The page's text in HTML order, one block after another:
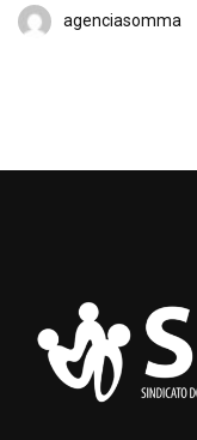
agenciasomma